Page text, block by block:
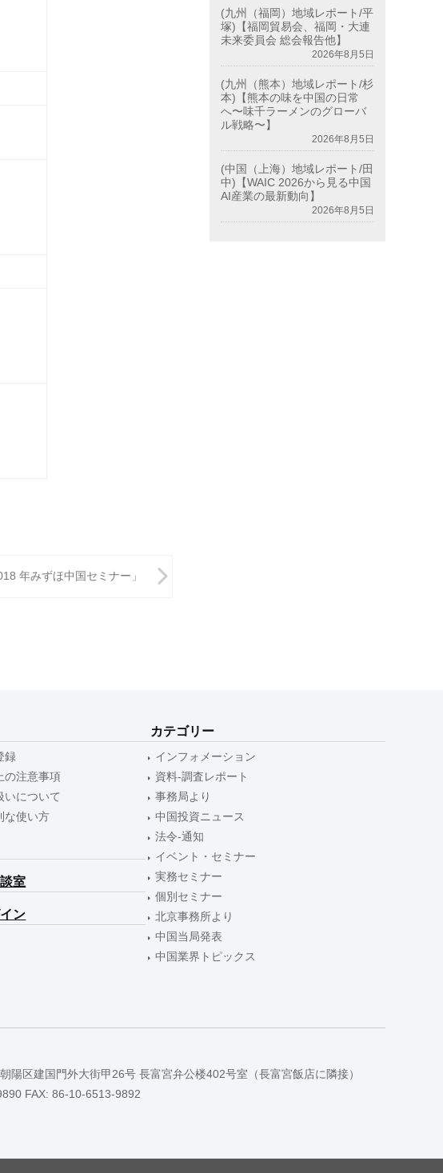
年みずほ中国セミナー」
(九州（福岡）地域レポート/平
塚)【福岡貿易会、福岡・大連
未来委員会 総会報告他】
2026年8月5日
(九州（熊本）地域レポート/杉
本)【熊本の味を中国の日常
へ〜味千ラーメンのグローバ
ル戦略〜】
2026年8月5日
(中国（上海）地域レポート/田
中)【WAIC 2026から見る中国
AI産業の最新動向】
2026年8月5日
録
の注意事項
いについて
な使い方
室
ン
カテゴリー
インフォメーション
資料-調査レポート
事務局より
中国投資ニュース
法令-通知
イベント・セミナー
実務セミナー
個別セミナー
北京事務所より
中国当局発表
中国業界トピックス
区建国門外大街甲26号 長富宮弁公楼402号室（長富宮飯店に隣接）
FAX: 86-10-6513-9892